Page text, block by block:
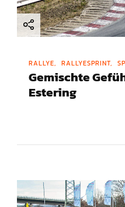
RALLYE RALLYESPRINT
Gemischte
Estering